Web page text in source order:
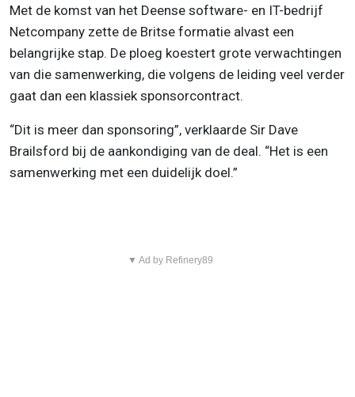
Met de komst van het Deense software- en IT-bedrijf
Netcompany zette de Britse formatie alvast een
belangrijke stap. De ploeg koestert grote verwachtingen
van die samenwerking, die volgens de leiding veel verder
gaat dan een klassiek sponsorcontract.
“Dit is meer dan sponsoring”, verklaarde Sir Dave
Brailsford bij de aankondiging van de deal. “Het is een
samenwerking met een duidelijk doel.”
▼ Ad by Refinery89